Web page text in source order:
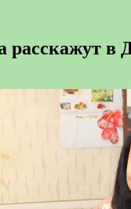
расскажут